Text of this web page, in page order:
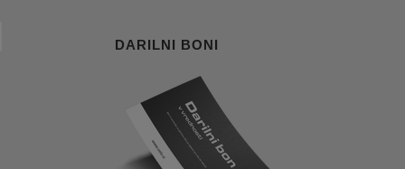
DARILNI BONI